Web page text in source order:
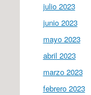
julio 2023
junio 2023
mayo 2023
abril 2023
marzo 2023
febrero 2023